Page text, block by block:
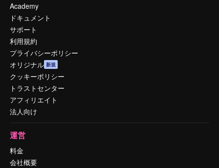
Academy
ドキュメント
サポート
利用規約
プライバシーポリシー
オリジナル 新規
クッキーポリシー
トラストセンター
アフィリエイト
法人向け
運営
料金
会社概要